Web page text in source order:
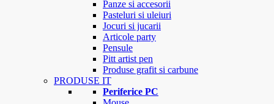
Panze si accesorii
Pasteluri si uleiuri
Jocuri si jucarii
Articole party
Pensule
Pitt artist pen
Produse grafit si carbune
PRODUSE IT
Periferice PC